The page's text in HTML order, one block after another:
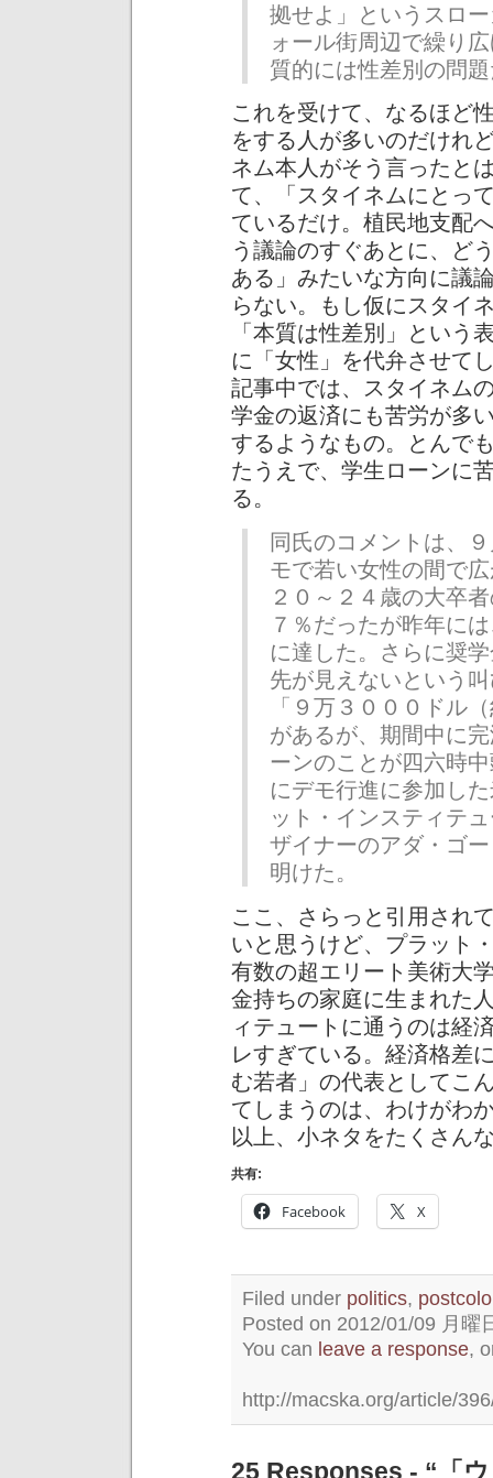
拠せよ」というスロ
ォール街周辺で繰り
質的には性差別の問
これを受けて、なるほど
をする人が多いのだけれ
ネム本人がそう言ったと
て、「スタイネムにとっ
ているだけ。植民地支配
う議論のすぐあとに、ど
ある」みたいな方向に議
らない。もし仮にスタイ
「本質は性差別」という
に「女性」を代弁させて
記事中では、スタイネム
学金の返済にも苦労が多
するようなもの。とんで
たうえで、学生ローンに
る。
同氏のコメントは、
モで若い女性の間で
２０～２４歳の大卒
７％だったが昨年に
に達した。さらに奨
先が見えないという
「９万３０００ドル
があるが、期間中に
ーンのことが四六時
にデモ行進に参加し
ット・インスティテ
ザイナーのアダ・ゴ
明けた。
ここ、さらっと引用され
いと思うけど、プラット
有数の超エリート美術大
金持ちの家庭に生まれた
ィテュートに通うのは経
レすぎている。経済格差
む若者」の代表としてこ
てしまうのは、わけがわ
以上、小ネタをたくさん
共有:
Facebook X
Filed under politics,
Posted on 2012/01/09 月曜
You can leave a response,
http://macska.org/article/
25 Responses - “「